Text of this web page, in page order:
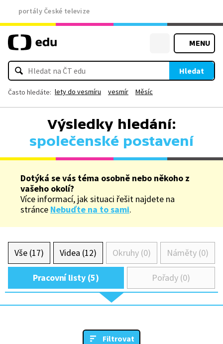
portály České televize
MENU
Hledat
Často hledáte: lety do vesmíru vesmír Měsíc
Výsledky hledání:
společenské postavení
Dotýká se vás téma osobně nebo někoho z
vašeho okolí?
Více informací, jak situaci řešit najdete na
stránce Nebuďte na to sami.
Vše (17) Videa (12) Okruhy (0) Náměty (0)
Pracovní listy (5) Pořady (0)
Filtrovat